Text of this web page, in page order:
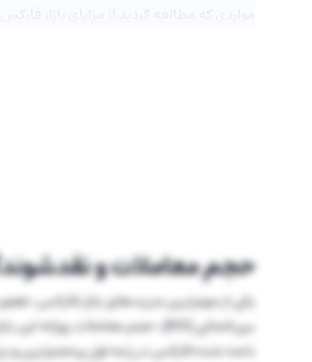
مواردی که مطالعه کردید از مزایای بازار
حجم معاملات و
یکی از مهم‌ترین مزیت‌های بازار فارکس،حجم